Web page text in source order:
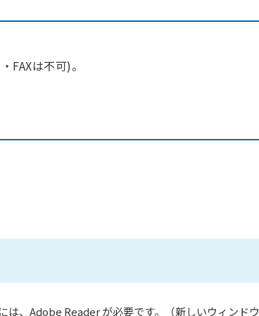
FAXは不可)。
は、Adobe Reader が必要です。（新しいウィンドウ